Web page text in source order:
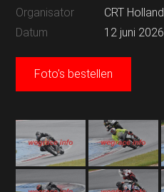
Organisator
CRT Holland
Datum
12 juni 2026
Foto's bestellen